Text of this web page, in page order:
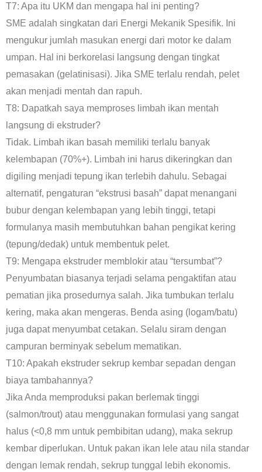
T7: Apa itu UKM dan mengapa hal ini penting?
SME adalah singkatan dari Energi Mekanik Spesifik. Ini
mengukur jumlah masukan energi dari motor ke dalam
umpan. Hal ini berkorelasi langsung dengan tingkat
pemasakan (gelatinisasi). Jika SME terlalu rendah, pelet
akan menjadi mentah dan rapuh.
T8: Dapatkah saya memproses limbah ikan mentah
langsung di ekstruder?
Tidak. Limbah ikan basah memiliki terlalu banyak
kelembapan (70%+). Limbah ini harus dikeringkan dan
digiling menjadi tepung ikan terlebih dahulu. Sebagai
alternatif, pengaturan “ekstrusi basah” dapat menangani
bubur dengan kelembapan yang lebih tinggi, tetapi
formulanya masih membutuhkan bahan pengikat kering
(tepung/dedak) untuk membentuk pelet.
T9: Mengapa ekstruder memblokir atau “tersumbat”?
Penyumbatan biasanya terjadi selama pengaktifan atau
pematian jika prosedurnya salah. Jika tumbukan terlalu
kering, maka akan mengeras. Benda asing (logam/batu)
juga dapat menyumbat cetakan. Selalu siram dengan
campuran berminyak sebelum mematikan.
T10: Apakah ekstruder sekrup kembar sepadan dengan
biaya tambahannya?
Jika Anda memproduksi pakan berlemak tinggi
(salmon/trout) atau menggunakan formulasi yang sangat
halus (<0,8 mm untuk pembibitan udang), maka sekrup
kembar diperlukan. Untuk pakan ikan lele atau nila standar
dengan lemak rendah, sekrup tunggal lebih ekonomis.